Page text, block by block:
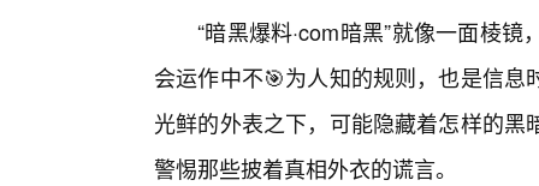
“暗黑爆料·com暗黑”就像一面棱
会运作中不🎯为人知的规则，也是信
光鲜的外表之下，可能隐藏着怎样的
警惕那些披着真相外衣的谎言。